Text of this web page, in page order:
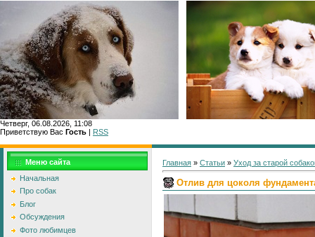
Четверг, 06.08.2026, 11:08
Приветствую Вас Гость | RSS
Меню сайта
Начальная
Про собак
Блог
Обсуждения
Фото любимцев
Главная » Статьи » Уход за старой
Отлив для цоколя